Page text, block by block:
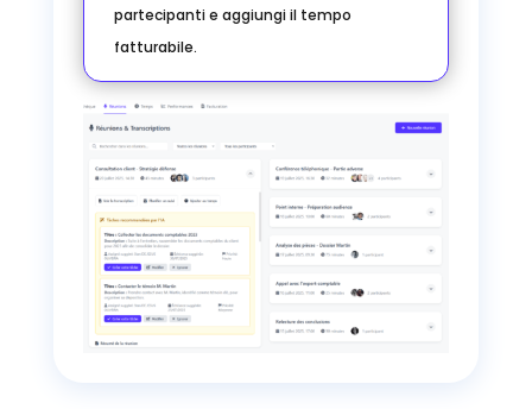
Notetaker Mail
Cliente
partecipanti e aggiungi il tempo
fatturabile.